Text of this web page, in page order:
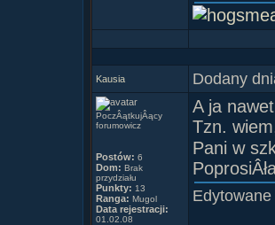
Kausia Dodany
PoczÂątkujÂący
forumowicz
Postów: 6
Dom: Brak
przydziału
Punkty: 13
Ranga: Mugol
Data rejestracji:
01.02.08
A ja
Tzn.
Pani w